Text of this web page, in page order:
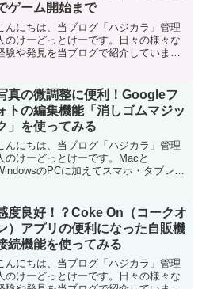
ゲーム開始まで
んにちは、当ブログ「ハジカラ」管理
のけーどっとけーです。日々の様々な
験や発見を当ブログで紹介していま
。今回は、クラウドでサーバーやデー
タベースなどを構築できるA...
真の微調整に便利！Googleフ
トの編集機能「消しゴムマジッ
」を使ってみる
んにちは、当ブログ「ハジカラ」管理
のけーどっとけーです。Macと
のPCに加えてスマホ・タブレッ
見を当ブログで紹介しています。ほぼ
日更新しています！...
度良好！？Coke On（コークオ
）アプリの便利になった自販機
続機能を使ってみる
んにちは、当ブログ「ハジカラ」管理
のけーどっとけーです。日々の様々な